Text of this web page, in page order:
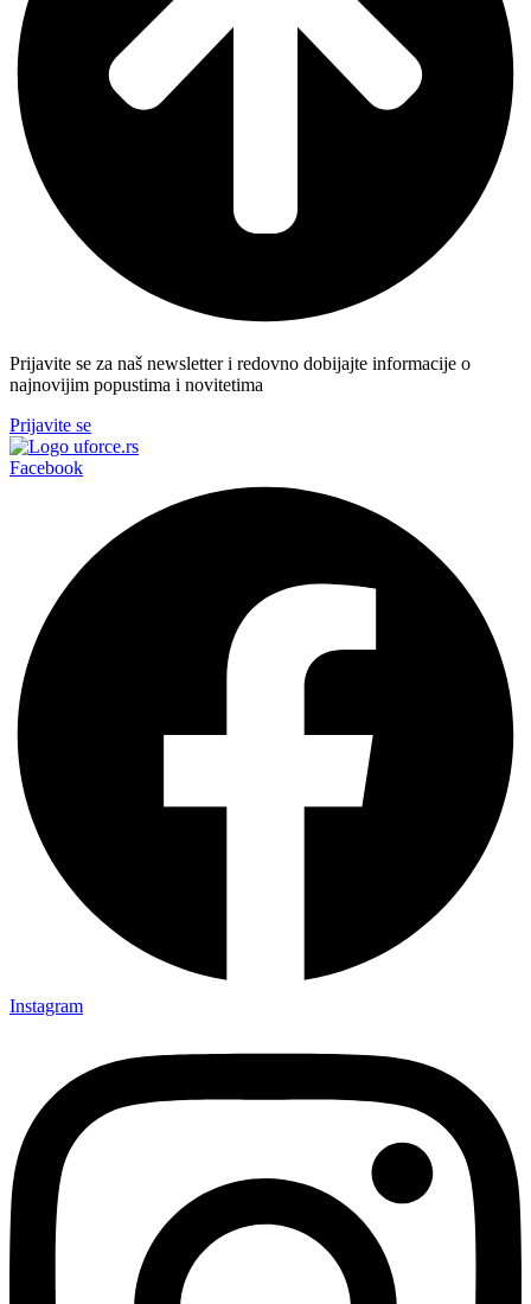
Prijavite se za naš newsletter i redovno dobijajte informacije o
najnovijim popustima i novitetima
Prijavite se
Facebook
Instagram